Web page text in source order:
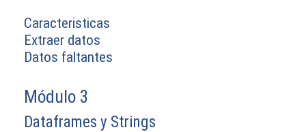
Caracteristicas
Extraer datos
Datos faltantes
Módulo 3
Dataframes y Strings